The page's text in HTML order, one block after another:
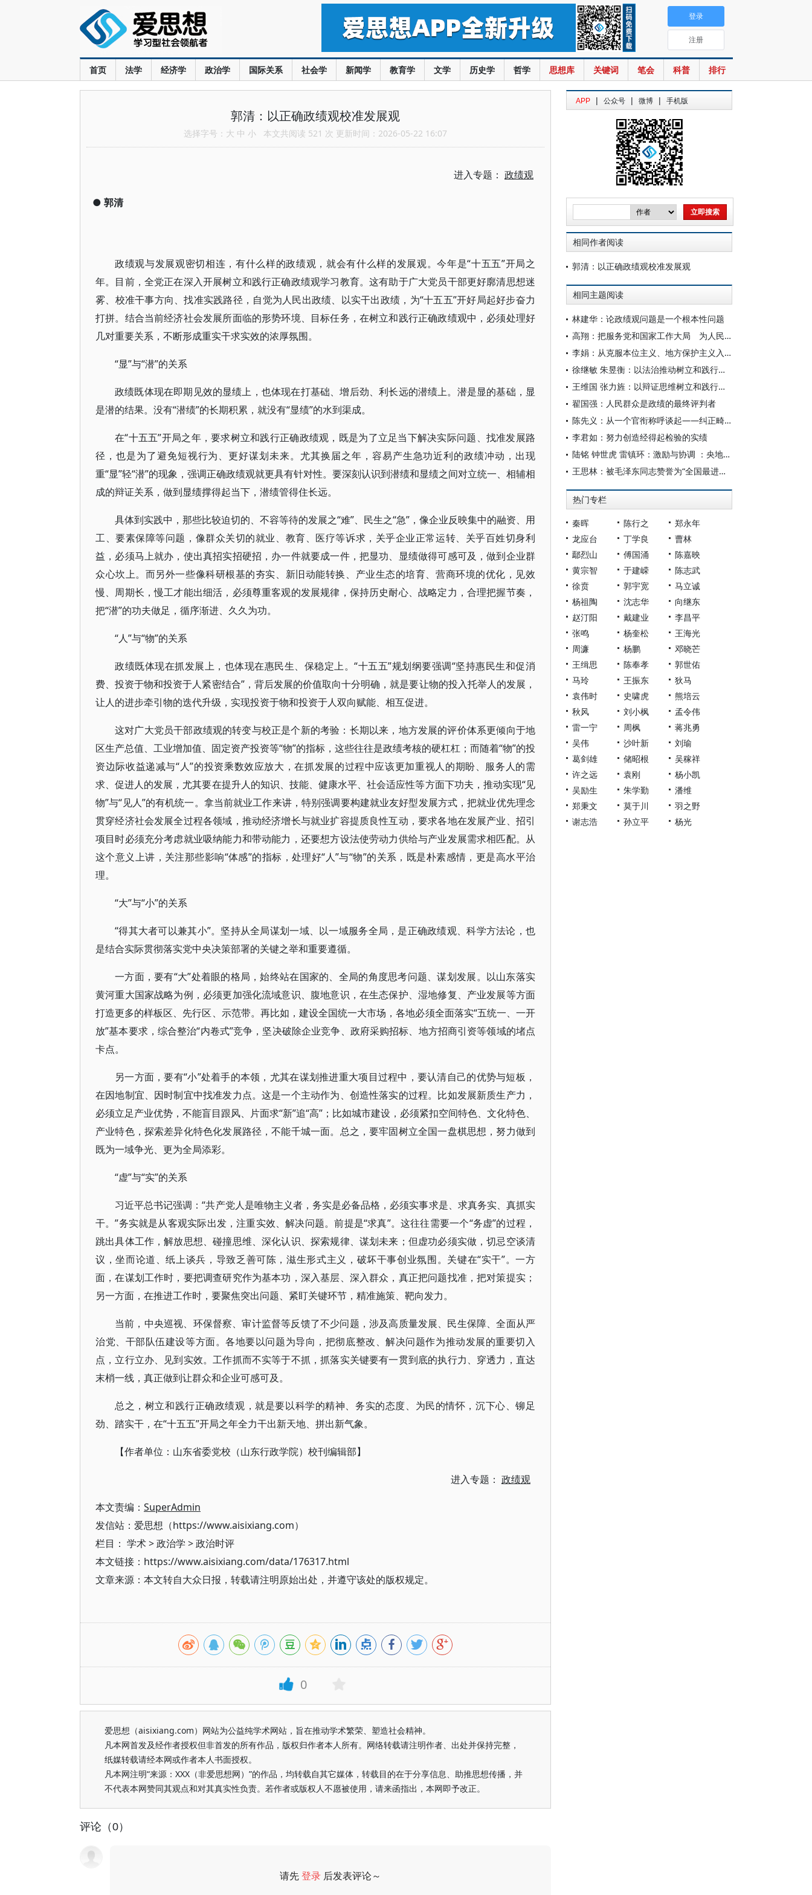
首页 法学 经济学 政治学 国际关系 社会学 新闻学 教育学 文学 历史学 哲学 思想库 关键词 笔会 科普 排行
登录
注册
郭清：以正确政绩观校准发展观
选择字号： 大 中 小 本文共阅读 521 次 更新时间：2026-05-22 16:07
进入专题： 政绩观
● 郭清
政绩观与发展观密切相连，有什么样的政绩观，就会有什么样的发展观。今年是“十五五”开局之
年。目前，全党正在深入开展树立和践行正确政绩观学习教育。这有助于广大党员干部更好廓清思想迷
雾、校准干事方向、找准实践路径，自觉为人民出政绩、以实干出政绩，为“十五五”开好局起好步奋力
打拼。结合当前经济社会发展所面临的形势环境、目标任务，在树立和践行正确政绩观中，必须处理好
几对重要关系，不断形成重实干求实效的浓厚氛围。
“显”与“潜”的关系
政绩既体现在即期见效的显绩上，也体现在打基础、增后劲、利长远的潜绩上。潜是显的基础，显
是潜的结果。没有“潜绩”的长期积累，就没有“显绩”的水到渠成。
在“十五五”开局之年，要求树立和践行正确政绩观，既是为了立足当下解决实际问题、找准发展路
径，也是为了避免短视行为、更好谋划未来。尤其换届之年，容易产生急功近利的政绩冲动，出现
重“显”轻“潜”的现象，强调正确政绩观就更具有针对性。要深刻认识到潜绩和显绩之间对立统一、相辅相
成的辩证关系，做到显绩撑得起当下，潜绩管得住长远。
具体到实践中，那些比较迫切的、不容等待的发展之“难”、民生之“急”，像企业反映集中的融资、用
工、要素保障等问题，像群众关切的就业、教育、医疗等诉求，关乎企业正常运转、关乎百姓切身利
益，必须马上就办，使出真招实招硬招，办一件就要成一件，把显功、显绩做得可感可及，做到企业群
众心坎上。而另外一些像科研根基的夯实、新旧动能转换、产业生态的培育、营商环境的优化，见效
慢、周期长，慢工才能出细活，必须尊重客观的发展规律，保持历史耐心、战略定力，合理把握节奏，
把“潜”的功夫做足，循序渐进、久久为功。
“人”与“物”的关系
政绩既体现在抓发展上，也体现在惠民生、保稳定上。“十五五”规划纲要强调“坚持惠民生和促消
费、投资于物和投资于人紧密结合”，背后发展的价值取向十分明确，就是要让物的投入托举人的发展，
让人的进步牵引物的迭代升级，实现投资于物和投资于人双向赋能、相互促进。
这对广大党员干部政绩观的转变与校正是个新的考验：长期以来，地方发展的评价体系更倾向于地
区生产总值、工业增加值、固定资产投资等“物”的指标，这些往往是政绩考核的硬杠杠；而随着“物”的投
资边际收益递减与“人”的投资乘数效应放大，在抓发展的过程中应该更加重视人的期盼、服务人的需
求、促进人的发展，尤其要在提升人的知识、技能、健康水平、社会适应性等方面下功夫，推动实现“见
物”与“见人”的有机统一。拿当前就业工作来讲，特别强调要构建就业友好型发展方式，把就业优先理念
贯穿经济社会发展全过程各领域，推动经济增长与就业扩容提质良性互动，要求各地在发展产业、招引
项目时必须充分考虑就业吸纳能力和带动能力，还要想方设法使劳动力供给与产业发展需求相匹配。从
这个意义上讲，关注那些影响“体感”的指标，处理好“人”与“物”的关系，既是朴素感情，更是高水平治
理。
“大”与“小”的关系
“得其大者可以兼其小”。坚持从全局谋划一域、以一域服务全局，是正确政绩观、科学方法论，也
是结合实际贯彻落实党中央决策部署的关键之举和重要遵循。
一方面，要有“大”处着眼的格局，始终站在国家的、全局的角度思考问题、谋划发展。以山东落实
黄河重大国家战略为例，必须更加强化流域意识、腹地意识，在生态保护、湿地修复、产业发展等方面
打造更多的样板区、先行区、示范带。再比如，建设全国统一大市场，各地必须全面落实“五统一、一开
放”基本要求，综合整治“内卷式”竞争，坚决破除企业竞争、政府采购招标、地方招商引资等领域的堵点
卡点。
另一方面，要有“小”处着手的本领，尤其在谋划推进重大项目过程中，要认清自己的优势与短板，
在因地制宜、因时制宜中找准发力点。这是一个主动作为、创造性落实的过程。比如发展新质生产力，
必须立足产业优势，不能盲目跟风、片面求“新”追“高”；比如城市建设，必须紧扣空间特色、文化特色、
产业特色，探索差异化特色化发展路径，不能千城一面。总之，要牢固树立全国一盘棋思想，努力做到
既为一域争光、更为全局添彩。
“虚”与“实”的关系
习近平总书记强调：“共产党人是唯物主义者，务实是必备品格，必须实事求是、求真务实、真抓实
干。”务实就是从客观实际出发，注重实效、解决问题。前提是“求真”。这往往需要一个“务虚”的过程，
跳出具体工作，解放思想、碰撞思维、深化认识、探索规律、谋划未来；但虚功必须实做，切忌空谈清
议，坐而论道、纸上谈兵，导致乏善可陈，滋生形式主义，破坏干事创业氛围。关键在“实干”。一方
面，在谋划工作时，要把调查研究作为基本功，深入基层、深入群众，真正把问题找准，把对策提实；
另一方面，在推进工作时，要聚焦突出问题、紧盯关键环节，精准施策、靶向发力。
当前，中央巡视、环保督察、审计监督等反馈了不少问题，涉及高质量发展、民生保障、全面从严
治党、干部队伍建设等方面。各地要以问题为导向，把彻底整改、解决问题作为推动发展的重要切入
点，立行立办、见到实效。工作抓而不实等于不抓，抓落实关键要有一贯到底的执行力、穿透力，直达
末梢一线，真正做到让群众和企业可感可及。
总之，树立和践行正确政绩观，就是要以科学的精神、务实的态度、为民的情怀，沉下心、铆足
劲、踏实干，在“十五五”开局之年全力干出新天地、拼出新气象。
【作者单位：山东省委党校（山东行政学院）校刊编辑部】
进入专题： 政绩观
本文责编： SuperAdmin
发信站：爱思想（https://www.aisixiang.com）
栏目： 学术>政治学 >政治时评
本文链接：https://www.aisixiang.com/data/176317.html
文章来源：本文转自大众日报，转载请注明原始出处，并遵守该处的版权规定。
0
爱思想（aisixiang.com）网站为公益纯学术网站，旨在推动学术繁荣、塑造社会精神。
凡本网首发及经作者授权但非首发的所有作品，版权归作者本人所有。网络转载请注明作者、出处并保持完整，
纸媒转载请经本网或作者本人书面授权。
凡本网注明“来源：XXX（非爱思想网）”的作品，均转载自其它媒体，转载目的在于分享信息、助推思想传播，并
不代表本网赞同其观点和对其真实性负责。若作者或版权人不愿被使用，请来函指出，本网即予改正。
评论（0）
请先登录 后发表评论～
APP | 公众号 | 微博 | 手机版
相同作者阅读
郭清：以正确政绩观校准发展观
相同主题阅读
林建华：论政绩观问题是一个根本性问题
高翔：把服务党和国家工作大局 为人民做学问作为真正的政绩
李娟：从克服本位主义、地方保护主义入手端正政绩观
徐继敏 朱昱衡：以法治推动树立和践行正确政绩观
王维国 张力旌：以辩证思维树立和践行正确政绩观
翟国强：人民群众是政绩的最终评判者
陈先义：从一个官衔称呼谈起——纠正畸形政绩观和“官本位”思想
李君如：努力创造经得起检验的实绩
陆铭 钟世虎 雷镇环：激励与协调 ：央地关系的空间政治经济学
王思林：被毛泽东同志赞誉为“全国最进步的地方”
热门专栏
秦晖 陈行之
郑永年
龙应台
丁学良
曹林
鄢烈山
傅国涌
陈嘉映
黄宗智
于建嵘
陈志武
徐贲
郭宇宽
马立诚
杨祖陶
沈志华
向继东
赵汀阳
戴建业
李昌平
张鸣
杨奎松
王海光
周濂
杨鹏
邓晓芒
王缉思
陈奉孝
郭世佑
马玲
王振东
狄马
袁伟时
史啸虎
熊培云
秋风
刘小枫
孟令伟
雷一宁
周枫
蒋兆勇
吴伟
沙叶新
刘瑜
葛剑雄
储昭根
吴稼祥
许之远
袁刚
杨小凯
吴励生
朱学勤
潘维
郑秉文
莫于川
羽之野
谢志浩
孙立平 杨光